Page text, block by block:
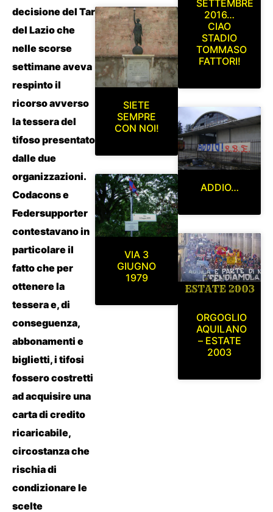
decisione del Tar
del Lazio che
nelle scorse
settimane aveva
respinto il
ricorso avverso
la tessera del
tifoso presentato
dalle due
organizzazioni.
Codacons e
Federsupporter
contestavano in
particolare il
fatto che per
ottenere la
tessera e, di
conseguenza,
abbonamenti e
biglietti, i tifosi
fossero costretti
ad acquisire una
carta di credito
ricaricabile,
circostanza che
rischia di
condizionare le
scelte
SIETE
SEMPRE
CON NOI!
VIA 3
GIUGNO
1979
SETTEMBRE
2016…
CIAO
STADIO
TOMMASO
FATTORI!
ADDIO…
ORGOGLIO
AQUILANO
– ESTATE
2003